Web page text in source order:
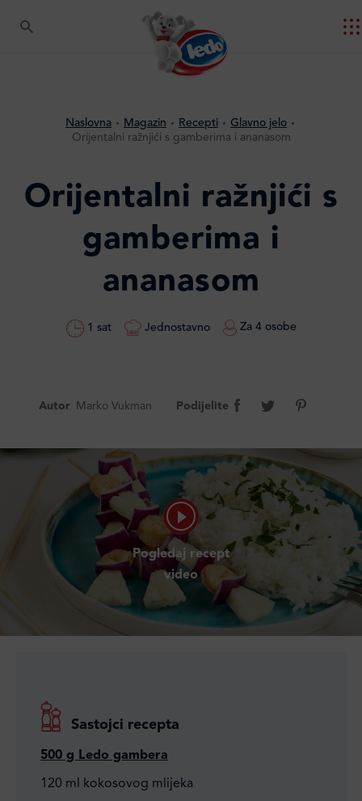
Naslovna Magazin Recepti
Glavno jelo
Orijentalni ražnjići s gamberima i ananasom
Orijentalni ražnjići s
gamberima i
ananasom
1 sat Jednostavno Za 4 osobe
Autor Marko Vukman Podijelite
Pogledaj recept
video
Sastojci recepta
500 g Ledo gambera
120 ml kokosovog mlijeka